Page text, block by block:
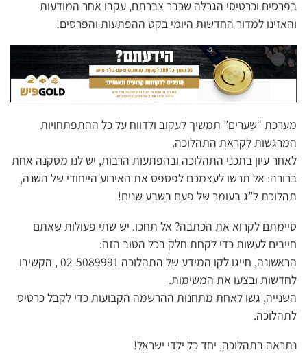
בפרסים וכרטיסי הגרלה שכבר צברתם, עקבו אחר המודעות
והאזינו למדור החדשות היומי בקט ההפתעות והפרסים!
מערכת “שערים” תמשיך לעקוב ולדווח על כל ההתפתחויות
המרגשות לקראת התהלוכה.
לאחר עיון בתכני התהלוכה ובהפתעות הרבות, יש לנו מסקנה אחת
ברורה: אל תרשו לעצמכם לפספס את האירוע הייחודי של השנה,
תהלוכת ל”ג בעומר של פעם בשבע שנים!
סיימתם לקרוא את הכתבה? אל תחכו. יש שתי פעולות שאתם
חייבים לעשות כדי לקחת חלק בכל הטוב הזה:
הראשונה, חייגו לקו המידע של התהלוכה 02-5089991 , הקשיבו
לחדשות ובצעו את המשימות.
השנייה, גשו לאחת מתחנות ההרשמה הקבועות כדי לקבל כרטיס
לתהלוכה.
נתראה בתהלוכה, יחד כל ילדי ישראל!